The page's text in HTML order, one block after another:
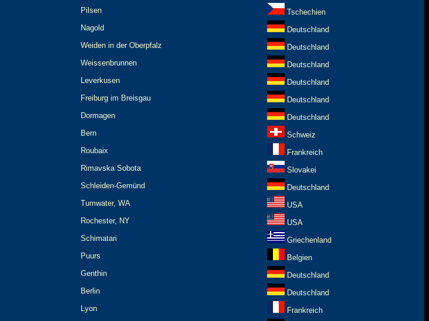
Pilsen Tschechien
Nagold Deutschland
Weiden in der Oberpfalz Deutschland
Weissenbrunnen Deutschland
Leverkusen Deutschland
Freiburg im Breisgau Deutschland
Dormagen Deutschland
Bern Schweiz
Roubaix Frankreich
Rimavska Sobota Slovakei
Schleiden-Gemünd Deutschland
Tumwater, WA USA
Rochester, NY USA
Schimatari Griechenland
Puurs Belgien
Genthin Deutschland
Berlin Deutschland
Lyon Frankreich